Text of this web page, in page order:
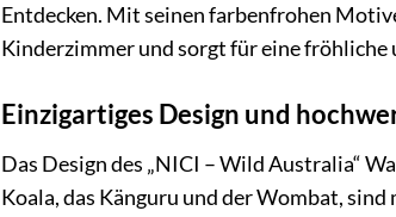
Entdecken. Mit seinen farbenfrohen
Kinderzimmer und sorgt für eine fröhliche
Einzigartiges Design und
Das Design des „NICI – Wild Australia“
Koala, das Känguru und der Wombat,